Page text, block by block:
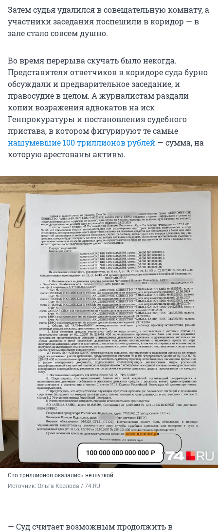
Затем судья удалился в совещательную комнату, а
участники заседания поспешили в коридор — в
зале стало совсем душно.
Во время перерыва скучать было некогда.
Представители ответчиков в коридоре суда бурно
обсуждали и предварительное заседание, и
правосудие в целом. А журналистам раздали
копии возражения адвокатов на иск
Генпрокуратуры и постановления судебного
пристава, в котором фигурируют те самые
нашумевшие 100 триллионов рублей — сумма, на
которую арестованы активы.
Сто триллионов оказались не шуткой
Источник: Ольга Козлова / 74.RU
— Суд считает возможным продолжить в